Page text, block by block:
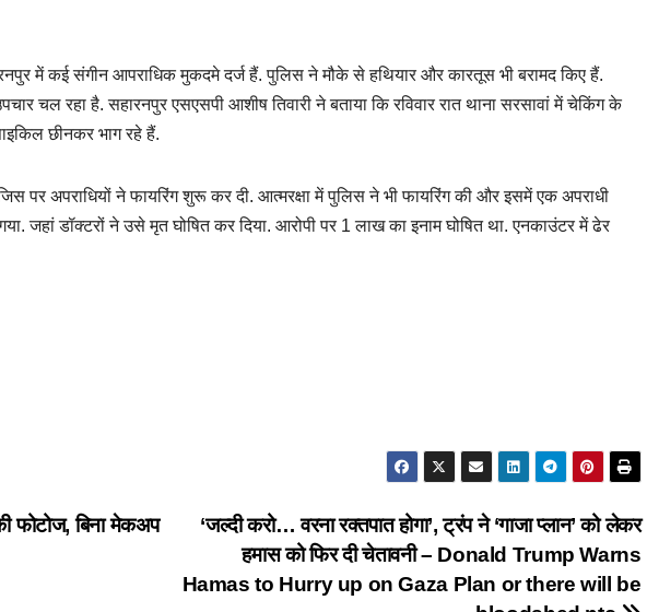
में कई संगीन आपराधिक मुकदमे दर्ज हैं. पुलिस ने मौके से हथियार और कारतूस भी बरामद किए हैं.
चल रहा है. सहारनपुर एसएसपी आशीष तिवारी ने बताया कि रविवार रात थाना सरसावां में चेकिंग के
छीनकर भाग रहे हैं.
पर अपराधियों ने फायरिंग शुरू कर दी. आत्मरक्षा में पुलिस ने भी फायरिंग की और इसमें एक अपराधी
जहां डॉक्टरों ने उसे मृत घोषित कर दिया. आरोपी पर 1 लाख का इनाम घोषित था. एनकाउंटर में ढेर
‘जल्दी करो… वरना रक्तपात होगा’, ट्रंप ने ‘गाजा प्लान’ को लेकर
हमास को फिर दी चेतावनी – Donald Trump Warns
Hamas to Hurry up on Gaza Plan or there will be
फोटोज, बिना मेकअप